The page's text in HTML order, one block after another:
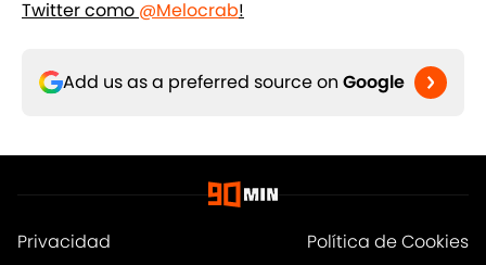
Twitter como @Melocrab!
Add us as a preferred source on Google
Privacidad Política de Cookies